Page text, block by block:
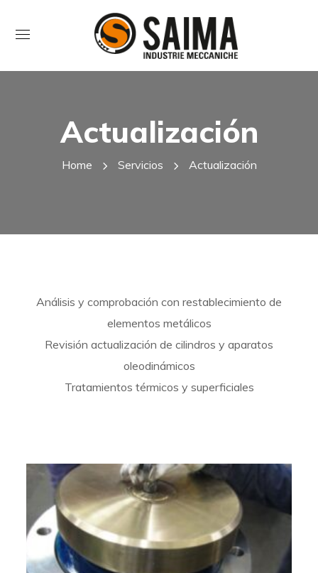
Actualización
Home Servicios Actualización
Análisis y comprobación con restablecimiento de
elementos metálicos
Revisión actualización de cilindros y aparatos
oleodinámicos
Tratamientos térmicos y superficiales